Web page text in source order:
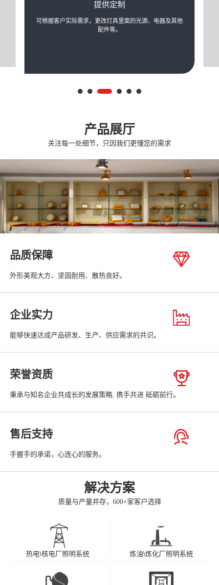
提供定制
可根据客户实际需求，更改灯具里面的光源、电器及其他
配件等。
产品展厅
关注每一处细节，只因我们更懂您的需求
品质保障
外形美观大方、坚固耐用、散热良好。
企业实力
能够快速达成产品研发、生产、供应需求的共识。
荣誉资质
秉承与知名企业共成长的发展策略, 携手共进 砥砺前行。
售后支持
手握手的承诺，心连心的服务。
解决方案
质量与产量并存，600+家客户选择
热电\核电厂照明系统 炼油\炼化厂照明系统